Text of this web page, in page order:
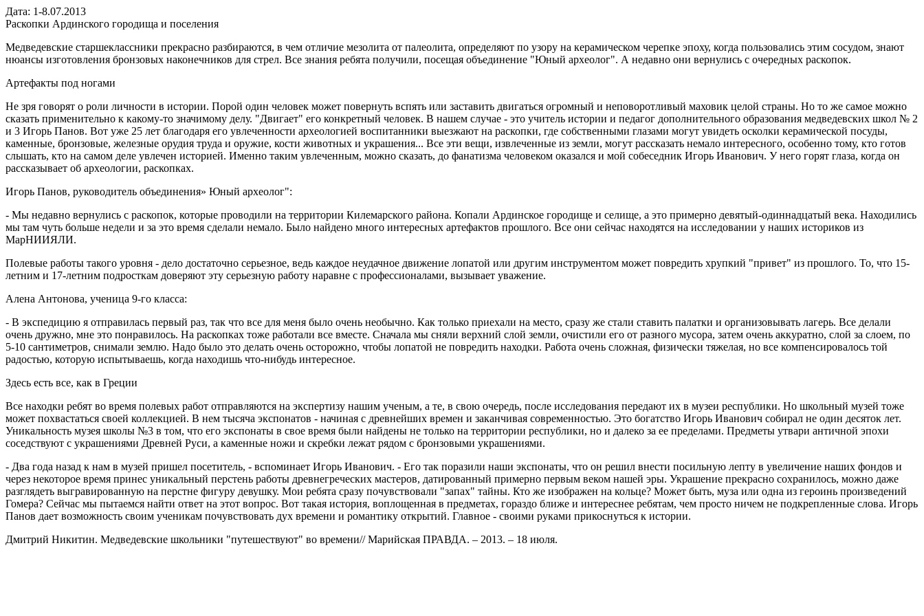
Дата: 1-8.07.2013
Раскопки Ардинского городища и поселения
Медведевские старшеклассники прекрасно разбираются, в чем отличие мезолита от палеолита, определяют по узору на керамическом черепке эпоху, когда пользовались этим сосудом, знают
нюансы изготовления бронзовых наконечников для стрел. Все знания ребята получили, посещая объединение "Юный археолог". А недавно они вернулись с очередных раскопок.
Артефакты под ногами
Не зря говорят о роли личности в истории. Порой один человек может повернуть вспять или заставить двигаться огромный и неповоротливый маховик целой страны. Но то же самое можно
сказать применительно к какому-то значимому делу. "Двигает" его конкретный человек. В нашем случае - это учитель истории и педагог дополнительного образования медведевских школ № 2
и 3 Игорь Панов. Вот уже 25 лет благодаря его увлеченности археологией воспитанники выезжают на раскопки, где собственными глазами могут увидеть осколки керамической посуды,
каменные, бронзовые, железные орудия труда и оружие, кости животных и украшения... Все эти вещи, извлеченные из земли, могут рассказать немало интересного, особенно тому, кто готов
слышать, кто на самом деле увлечен историей. Именно таким увлеченным, можно сказать, до фанатизма человеком оказался и мой собеседник Игорь Иванович. У него горят глаза, когда он
рассказывает об археологии, раскопках.
Игорь Панов, руководитель объединения» Юный археолог":
- Мы недавно вернулись с раскопок, которые проводили на территории Килемарского района. Копали Ардинское городище и селище, а это примерно девятый-одиннадцатый века. Находились
мы там чуть больше недели и за это время сделали немало. Было найдено много интересных артефактов прошлого. Все они сейчас находятся на исследовании у наших историков из
МарНИИЯЛИ.
Полевые работы такого уровня - дело достаточно серьезное, ведь каждое неудачное движение лопатой или другим инструментом может повредить хрупкий "привет" из прошлого. То, что 15-
летним и 17-летним подросткам доверяют эту серьезную работу наравне с профессионалами, вызывает уважение.
Алена Антонова, ученица 9-го класса:
- В экспедицию я отправилась первый раз, так что все для меня было очень необычно. Как только приехали на место, сразу же стали ставить палатки и организовывать лагерь. Все делали
очень дружно, мне это понравилось. На раскопках тоже работали все вместе. Сначала мы сняли верхний слой земли, очистили его от разного мусора, затем очень аккуратно, слой за слоем, по
5-10 сантиметров, снимали землю. Надо было это делать очень осторожно, чтобы лопатой не повредить находки. Работа очень сложная, физически тяжелая, но все компенсировалось той
радостью, которую испытываешь, когда находишь что-нибудь интересное.
Здесь есть все, как в Греции
Все находки ребят во время полевых работ отправляются на экспертизу нашим ученым, а те, в свою очередь, после исследования передают их в музеи республики. Но школьный музей тоже
может похвастаться своей коллекцией. В нем тысяча экспонатов - начиная с древнейших времен и заканчивая современностью. Это богатство Игорь Иванович собирал не один десяток лет.
Уникальность музея школы №3 в том, что его экспонаты в свое время были найдены не только на территории республики, но и далеко за ее пределами. Предметы утвари античной эпохи
соседствуют с украшениями Древней Руси, а каменные ножи и скребки лежат рядом с бронзовыми украшениями.
- Два года назад к нам в музей пришел посетитель, - вспоминает Игорь Иванович. - Его так поразили наши экспонаты, что он решил внести посильную лепту в увеличение наших фондов и
через некоторое время принес уникальный перстень работы древнегреческих мастеров, датированный примерно первым веком нашей эры. Украшение прекрасно сохранилось, можно даже
разглядеть выгравированную на перстне фигуру девушку. Мои ребята сразу почувствовали "запах" тайны. Кто же изображен на кольце? Может быть, муза или одна из героинь произведений
Гомера? Сейчас мы пытаемся найти ответ на этот вопрос. Вот такая история, воплощенная в предметах, гораздо ближе и интереснее ребятам, чем просто ничем не подкрепленные слова. Игорь
Панов дает возможность своим ученикам почувствовать дух времени и романтику открытий. Главное - своими руками прикоснуться к истории.
Дмитрий Никитин. Медведевские школьники "путешествуют" во времени// Марийская ПРАВДА. – 2013. – 18 июля.